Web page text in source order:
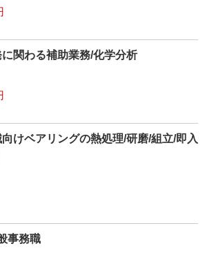
関わる補助業務/化学分析
向けベアリングの熱処理/研磨/組立/即入
事務職